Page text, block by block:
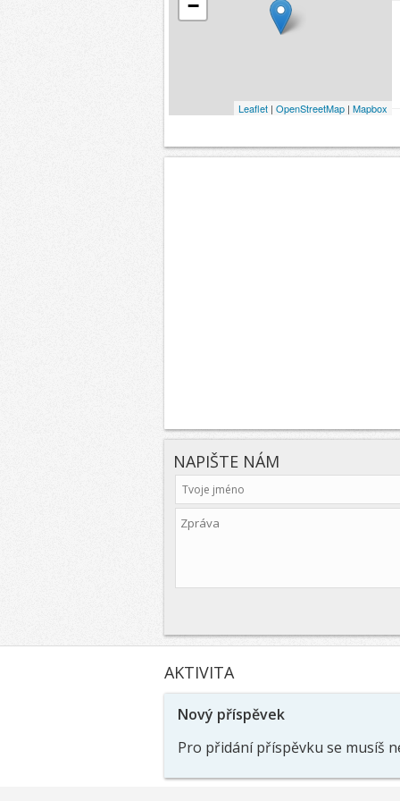
−
Leaflet| OpenStreetMap| Mapbox
NAPIŠTE NÁM
AKTIVITA
Nový příspěvek
Pro přidání příspěvku se musíš